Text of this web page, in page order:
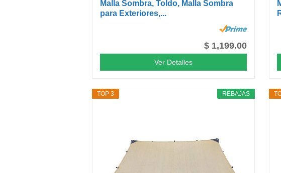
Malla Sombra, Toldo, Malla Sombra
para Exteriores,...
$ 1,199.00
Ver Detalles
REBAJAS
TOP 3